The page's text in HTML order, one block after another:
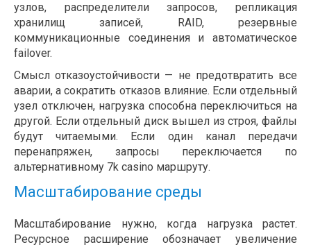
узлов, распределители запросов, репликация
хранилищ записей, RAID, резервные
коммуникационные соединения и автоматическое
failover.
Смысл отказоустойчивости — не предотвратить все
аварии, а сократить отказов влияние. Если отдельный
узел отключен, нагрузка способна переключиться на
другой. Если отдельный диск вышел из строя, файлы
будут читаемыми. Если один канал передачи
перенапряжен, запросы переключается по
альтернативному 7k casino маршруту.
Масштабирование среды
Масштабирование нужно, когда нагрузка растет.
Ресурсное расширение обозначает увеличение